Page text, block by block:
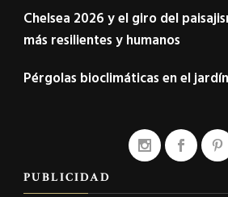
Chelsea 2026 y el giro del
más resilientes y humanos
Pérgolas bioclimáticas en el jardín
PUBLICIDAD